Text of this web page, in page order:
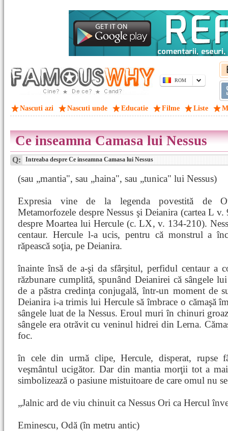
ROM
Nascuti azi Nascuti unde Educatie Filme Liste
Ce inseamna Camasa lui Nessus
Q: Intreaba despre Ce inseamna Camasa lui Nessus
(sau „mantia", sau „haina", sau „tunica" lui Nessus)
Expresia vine de la legenda povestită de
Metamorfozele despre Nessus şi Deianira (cartea L
despre Moartea lui Hercule (c. LX, v. 134-210).
centaur. Hercule l-a ucis, pentru că monstrul a
răpească soţia, pe Deianira.
înainte însă de a-şi da sfârşitul, perfidul centaur a
răzbunare cumplită, spunând Deianirei că sângele
de a păstra credinţa conjugală, într-un moment de
Deianira i-a trimis lui Hercule să îmbrace o cămaşă
sângele luat de la Nessus. Eroul muri în chinuri
sângele era otrăvit cu veninul hidrei din Lerna.
foc.
în cele din urmă clipe, Hercule, disperat, rupse
veşmântul ucigător. Dar din mantia morţii tot a
simbolizează o pasiune mistuitoare de care omul nu
„Jalnic ard de viu chinuit ca Nessus Ori ca Hercul
Eminescu, Odă (în metru antic)